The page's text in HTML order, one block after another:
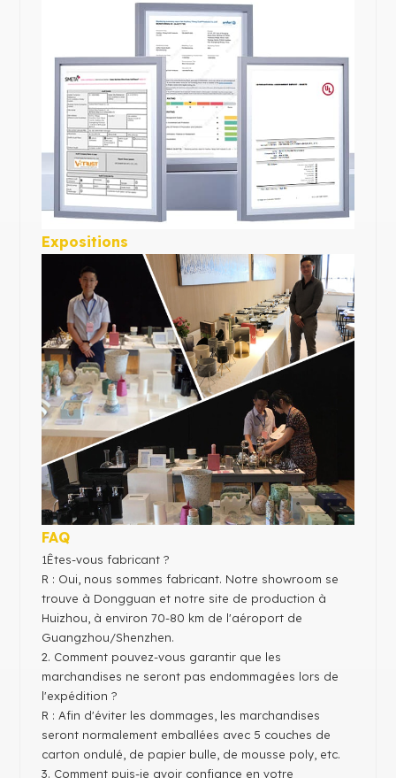
Expositions
FAQ
1Êtes-vous fabricant ?
R : Oui, nous sommes fabricant. Notre showroom se
trouve à Dongguan et notre site de production à
Huizhou, à environ 70-80 km de l'aéroport de
Guangzhou/Shenzhen.
2. Comment pouvez-vous garantir que les
marchandises ne seront pas endommagées lors de
l'expédition ?
R : Afin d'éviter les dommages, les marchandises
seront normalement emballées avec 5 couches de
carton ondulé, de papier bulle, de mousse poly, etc.
3. Comment puis-je avoir confiance en votre